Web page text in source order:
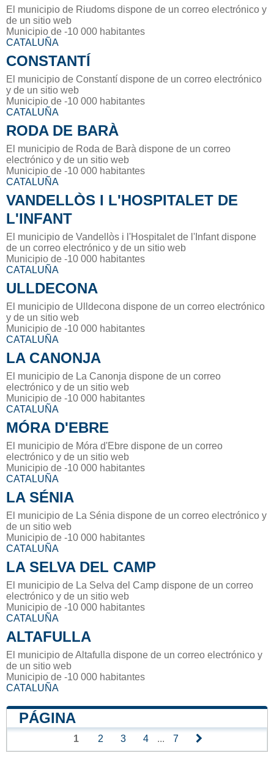
El municipio de Riudoms dispone de un correo electrónico y
de un sitio web
Municipio de -10 000 habitantes
CATALUÑA
CONSTANTÍ
El municipio de Constantí dispone de un correo electrónico
y de un sitio web
Municipio de -10 000 habitantes
CATALUÑA
RODA DE BARÀ
El municipio de Roda de Barà dispone de un correo
electrónico y de un sitio web
Municipio de -10 000 habitantes
CATALUÑA
VANDELLÒS I L'HOSPITALET DE
L'INFANT
El municipio de Vandellòs i l'Hospitalet de l'Infant dispone
de un correo electrónico y de un sitio web
Municipio de -10 000 habitantes
CATALUÑA
ULLDECONA
El municipio de Ulldecona dispone de un correo electrónico
y de un sitio web
Municipio de -10 000 habitantes
CATALUÑA
LA CANONJA
El municipio de La Canonja dispone de un correo
electrónico y de un sitio web
Municipio de -10 000 habitantes
CATALUÑA
MÓRA D'EBRE
El municipio de Móra d'Ebre dispone de un correo
electrónico y de un sitio web
Municipio de -10 000 habitantes
CATALUÑA
LA SÉNIA
El municipio de La Sénia dispone de un correo electrónico y
de un sitio web
Municipio de -10 000 habitantes
CATALUÑA
LA SELVA DEL CAMP
El municipio de La Selva del Camp dispone de un correo
electrónico y de un sitio web
Municipio de -10 000 habitantes
CATALUÑA
ALTAFULLA
El municipio de Altafulla dispone de un correo electrónico y
de un sitio web
Municipio de -10 000 habitantes
CATALUÑA
PÁGINA
1 2 3 4 ... 7